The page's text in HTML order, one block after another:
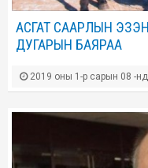
АСГАТ СААРЛЫН
ДУГАРЫН БАЯРАА
2019 оны 1-р сарын 08 -нд